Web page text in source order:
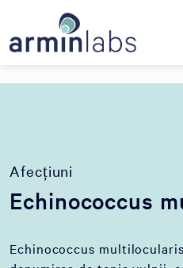
Afecțiuni
Echinococcus
Echinococcus